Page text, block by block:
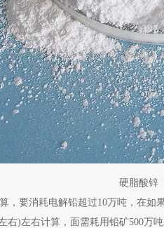
硬脂酸锌
，要消耗电解铅超过10万吨，在
右)左右计算，面需耗用铅矿500万